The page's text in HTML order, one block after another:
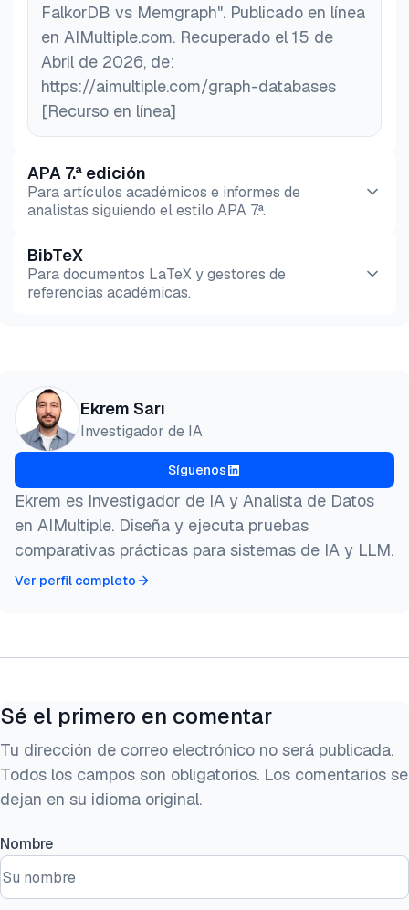
FalkorDB vs Memgraph". Publicado en línea
en AIMultiple.com. Recuperado el 15 de
Abril de 2026, de:
https://aimultiple.com/graph-databases
[Recurso en línea]
APA 7.ª edición
Para artículos académicos e informes de
analistas siguiendo el estilo APA 7.ª.
Vista previa
BibTeX
Para documentos LaTeX y gestores de
referencias académicas.
@misc{sari2026,
  author = {Sarı, Ekrem},
title  = {{Prueba de referencia de base de
  year   = {2026},
howpublished    = {\url{https://aimultiple.com/
note   = {AIMultiple. Recuperado el 15 de Abril
}
Ekrem Sarı
Investigador de IA
Síguenos
Ekrem es Investigador de IA y Analista de Datos
en AIMultiple. Diseña y ejecuta pruebas
comparativas prácticas para sistemas de IA y LLM.
Ver perfil completo
Sé el primero en comentar
Tu dirección de correo electrónico no será publicada.
Todos los campos son obligatorios. Los comentarios se
dejan en su idioma original.
Nombre